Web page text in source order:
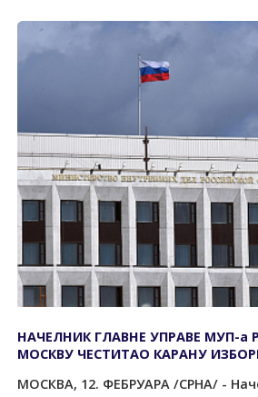
НАЧЕЛНИК ГЛАВНЕ УПРАВЕ МУП-а
МОСКВУ ЧЕСТИТАО КАРАНУ
МОСКВА, 12. ФЕБРУАРА /СРНА/ -